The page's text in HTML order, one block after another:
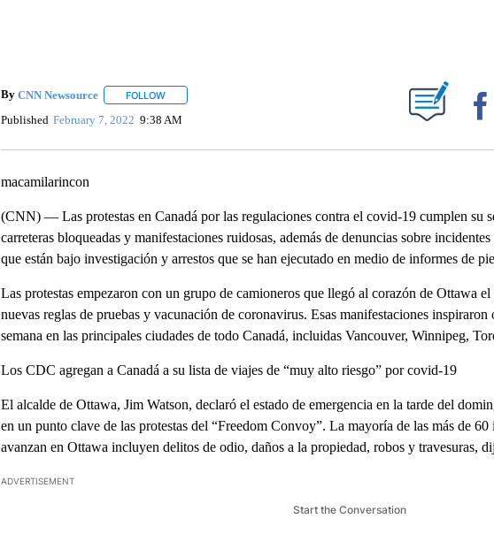
By CNN Newsource FOLLOWFOLLOW "" TO RECEIVE NOTIFICATIONS ABOUT NEW PAGES ON "".
Published February 7, 2022 9:38 AM
macamilarincon
(CNN) — Las protestas en Canadá por las regulaciones contra el covid-19 cumplen su
carreteras bloqueadas y manifestaciones ruidosas, además de denuncias sobre
que están bajo investigación y arrestos que se han ejecutado en medio de informes de
Las protestas empezaron con un grupo de camioneros que llegó al corazón de Ottawa el
nuevas reglas de pruebas y vacunación de coronavirus. Esas manifestaciones inspiraron
semana en las principales ciudades de todo Canadá, incluidas Vancouver, Winnipeg,
Los CDC agregan a Canadá a su lista de viajes de “muy alto riesgo” por covid-19
El alcalde de Ottawa, Jim Watson, declaró el estado de emergencia en la tarde del
en un punto clave de las protestas del “Freedom Convoy”. La mayoría de las más de 60
avanzan en Ottawa incluyen delitos de odio, daños a la propiedad, robos y travesuras,
ADVERTISEMENT
Start the Conversation